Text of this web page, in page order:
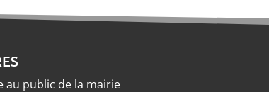
au public de la mairie